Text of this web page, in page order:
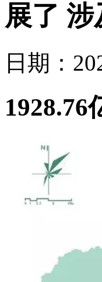
展了 涉
日期：